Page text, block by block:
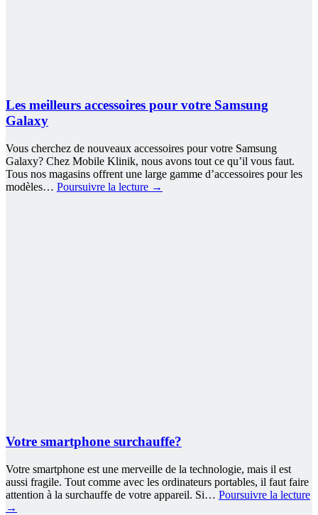
Les meilleurs accessoires pour votre Samsung
Galaxy
Vous cherchez de nouveaux accessoires pour votre Samsung
Galaxy? Chez Mobile Klinik, nous avons tout ce qu’il vous faut.
Tous nos magasins offrent une large gamme d’accessoires pour les
modèles… Poursuivre la lecture →
Votre smartphone surchauffe?
Votre smartphone est une merveille de la technologie, mais il est
aussi fragile. Tout comme avec les ordinateurs portables, il faut faire
attention à la surchauffe de votre appareil. Si… Poursuivre la lecture
→